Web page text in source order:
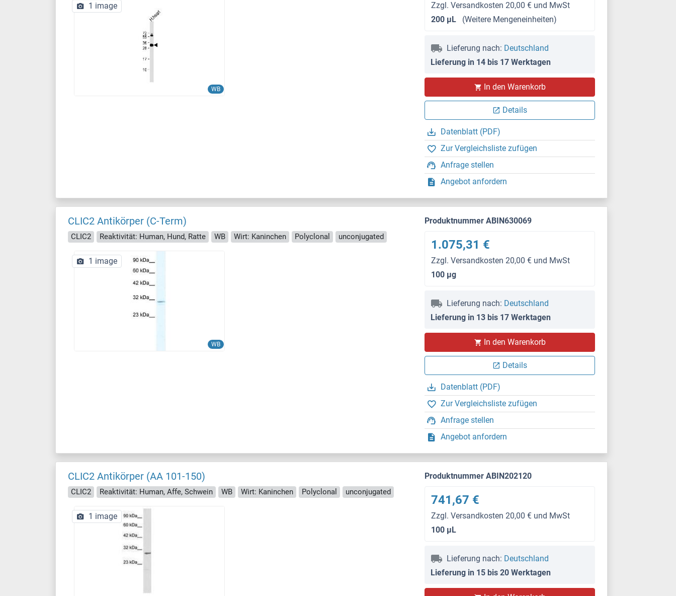
WB
1 image
Zzgl. Versandkosten 20,00 € und MwSt
200 μL
(Weitere Mengeneinheiten)
Lieferung nach: Deutschland
Lieferung in 14 bis 17 Werktagen
In den Warenkorb
Details
Datenblatt (PDF)
Zur Vergleichsliste zufügen
Anfrage stellen
Angebot anfordern
CLIC2 Antikörper (C-Term)
CLIC2 Reaktivität: Human, Hund, Ratte WB Wirt: Kaninchen Polyclonal unconjugated
WB
1 image
Produktnummer ABIN630069
1.075,31 €
Zzgl. Versandkosten 20,00 € und MwSt
100 μg
Lieferung nach: Deutschland
Lieferung in 13 bis 17 Werktagen
In den Warenkorb
Details
Datenblatt (PDF)
Zur Vergleichsliste zufügen
Anfrage stellen
Angebot anfordern
CLIC2 Antikörper (AA 101-150)
CLIC2 Reaktivität: Human, Affe, Schwein WB Wirt: Kaninchen Polyclonal unconjugated
1 image
Produktnummer ABIN202120
741,67 €
Zzgl. Versandkosten 20,00 € und MwSt
100 μL
Lieferung nach: Deutschland
Lieferung in 15 bis 20 Werktagen